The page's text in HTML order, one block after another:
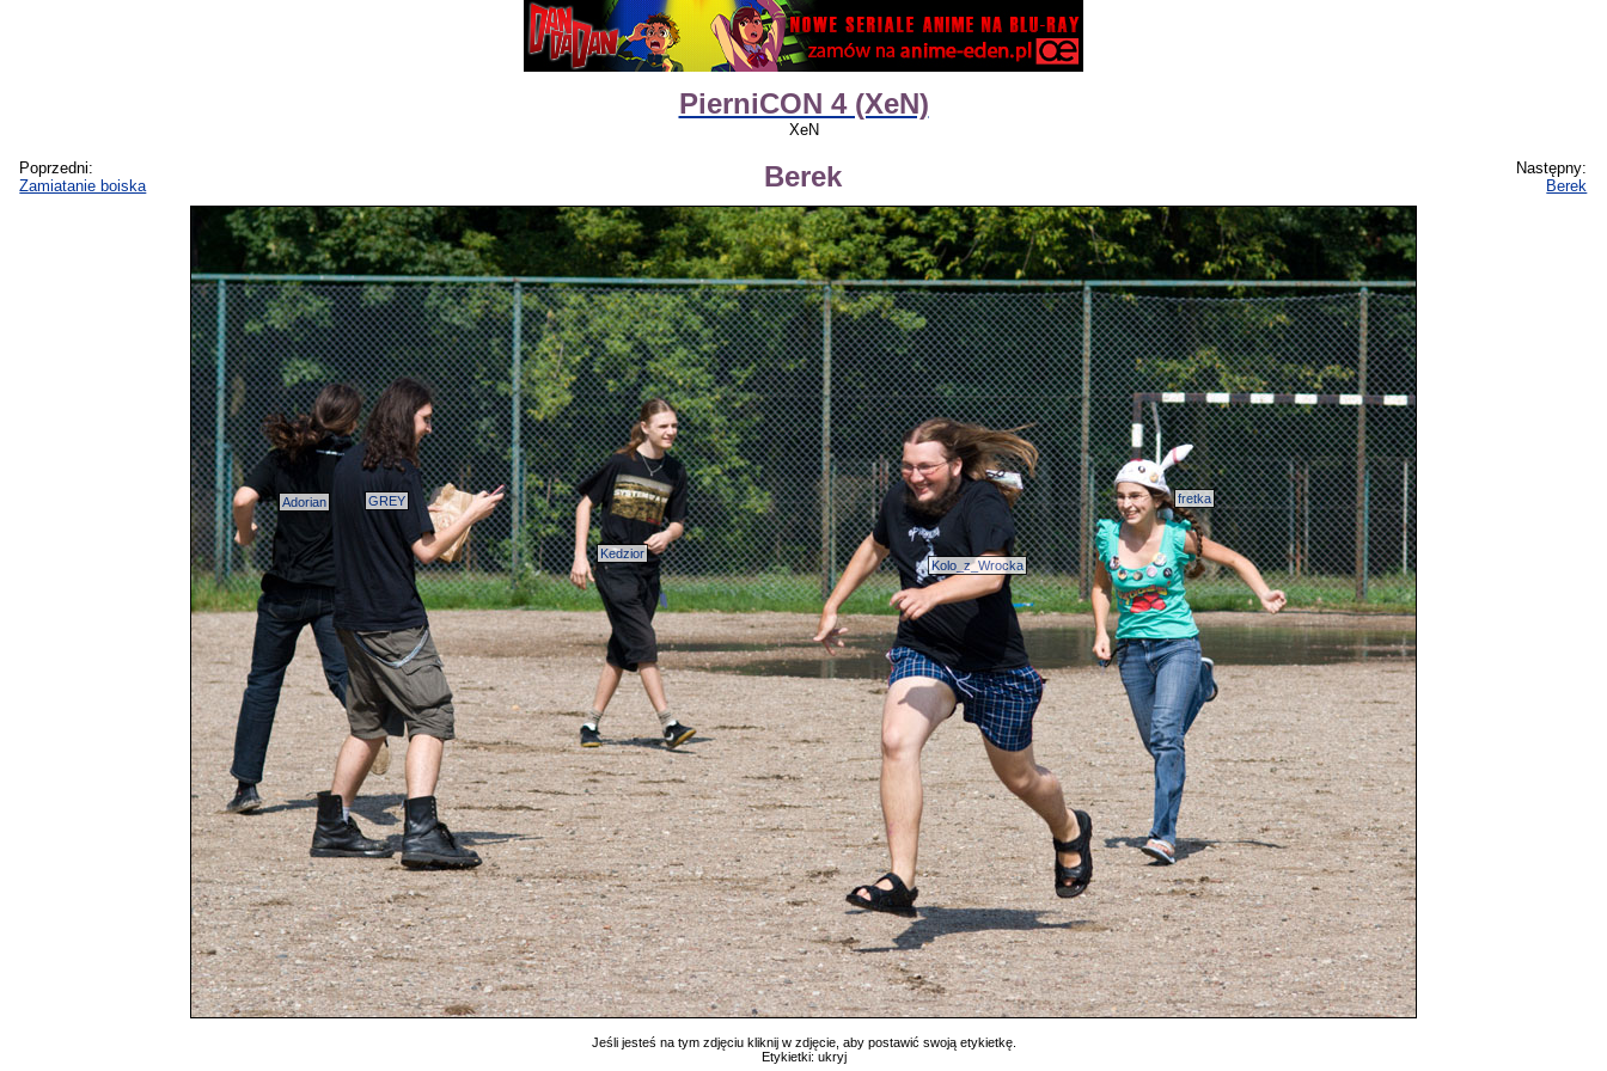
PierniCON 4 (XeN)
XeN
Poprzedni:
Zamiatanie boiska
Berek
Następny:
Berek
Adorian fretka
GREY
Kedzior
Kolo_z_Wrocka
Jeśli jesteś na tym zdjęciu kliknij w zdjęcie, aby postawić swoją etykietkę.
Etykietki: ukryj